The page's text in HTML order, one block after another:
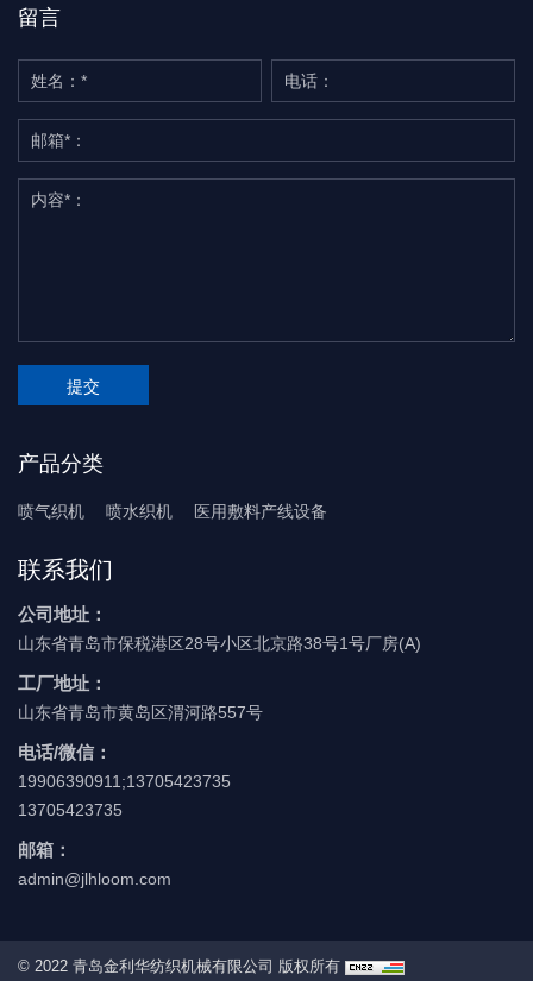
留言
提交
产品分类
喷气织机 喷水织机 医用敷料产线设备
联系我们
公司地址：
山东省青岛市保税港区28号小区北京路38号1号厂房(A)
工厂地址：
山东省青岛市黄岛区渭河路557号
电话/微信：
19906390911;13705423735
13705423735
邮箱：
admin@jlhloom.com
© 2022 青岛金利华纺织机械有限公司 版权所有